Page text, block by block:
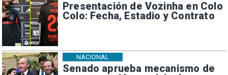
Presentación de Vozinha en Colo
Colo: Fecha, Estadio y Contrato
Senado aprueba mecanismo de
NACIONAL